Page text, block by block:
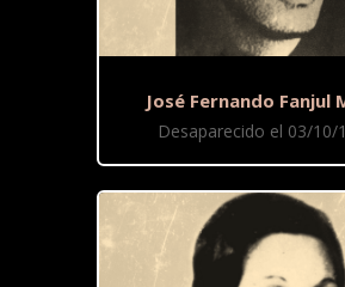
José Fernando Fanjul
Desaparecido el 03/10/